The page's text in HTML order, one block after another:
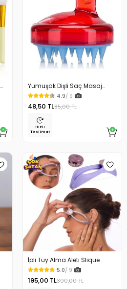
Yumuşak Dişli Saç Masaj
Şampuan Duş Fırçası
4.9/ 9
48,50 TL85,00 TL
Hızlı
Teslimat
İpli Tüy Alma Aleti Slique
5.0/ 9
195,00 TL300,00 TL